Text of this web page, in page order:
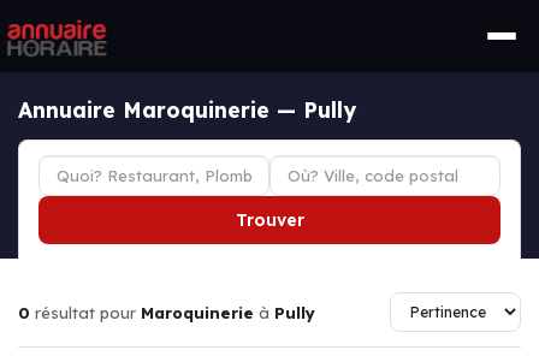
Annuaire Maroquinerie — Pully
Trouver
0 résultat pour Maroquinerie à Pully